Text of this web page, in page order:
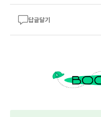
답글달기